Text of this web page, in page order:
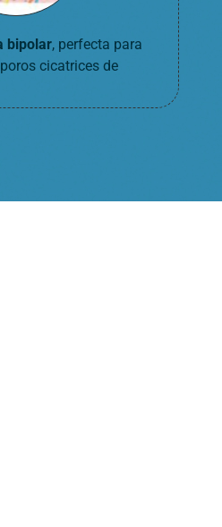
bipolar, perfecta para
cicatrices de